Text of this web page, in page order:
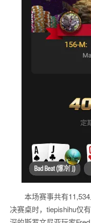
本场赛事共有
决赛桌时，tiepishihu仅